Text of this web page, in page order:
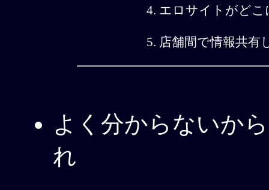
エロサイトがど
店舗間で情報共有
よく分からないか
れ